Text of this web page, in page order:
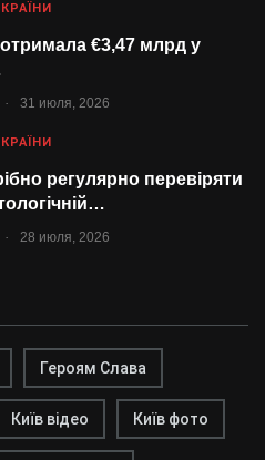
отримала €3,47 млрд у
. 31 июля, 2026
регулярно перевіряти
. 28 июля, 2026
Героям Слава
Київ відео Київ фото